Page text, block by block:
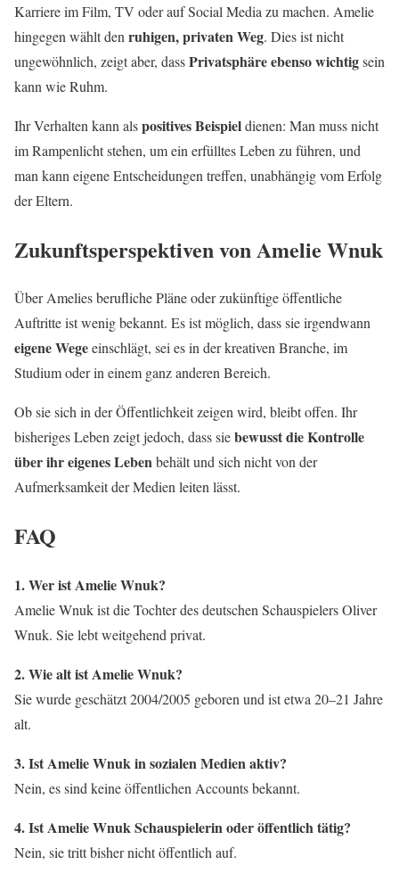
Karriere im Film, TV oder auf Social Media zu machen. Amelie
hingegen wählt den ruhigen, privaten Weg. Dies ist nicht
ungewöhnlich, zeigt aber, dassPrivatsphäre ebenso wichtigsein
kann wie Ruhm.
Ihr Verhalten kann alspositives Beispieldienen: Man muss nicht
im Rampenlicht stehen, um ein erfülltes Leben zu führen, und
man kann eigene Entscheidungen treffen, unabhängig vom Erfolg
der Eltern.
Zukunftsperspektiven von Amelie Wnuk
Über Amelies berufliche Pläne oder zukünftige öffentliche
Auftritte ist wenig bekannt. Es ist möglich, dass sie irgendwann
eigene Wegeeinschlägt, sei es in der kreativen Branche, im
Studium oder in einem ganz anderen Bereich.
Ob sie sich in der Öffentlichkeit zeigen wird, bleibt offen. Ihr
bisheriges Leben zeigt jedoch, dass siebewusst die Kontrolle
über ihr eigenes Lebenbehält und sich nicht von der
Aufmerksamkeit der Medien leiten lässt.
FAQ
1. Wer ist Amelie Wnuk?
Amelie Wnuk ist die Tochter des deutschen Schauspielers Oliver
Wnuk. Sie lebt weitgehend privat.
2. Wie alt ist Amelie Wnuk?
Sie wurde geschätzt 2004/2005 geboren und ist etwa 20–21 Jahre
alt.
3. Ist Amelie Wnuk in sozialen Medien aktiv?
Nein, es sind keine öffentlichen Accounts bekannt.
4. Ist Amelie Wnuk Schauspielerin oder öffentlich tätig?
Nein, sie tritt bisher nicht öffentlich auf.